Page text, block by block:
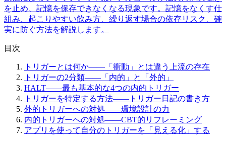
を止め、記憶を保存できなくなる現象です。記憶をなくす仕
組み、起こりやすい飲み方、繰り返す場合の依存リスク、確
実に防ぐ方法を解説します。
目次
トリガーとは何か——「衝動」とは違う上流の存在
トリガーの2分類——「内的」と「外的」
HALT——最も基本的な4つの内的トリガー
トリガーを特定する方法——トリガー日記の書き方
外的トリガーへの対処——環境設計の力
内的トリガーへの対処——CBT的リフレーミング
アプリを使って自分のトリガーを「見える化」する